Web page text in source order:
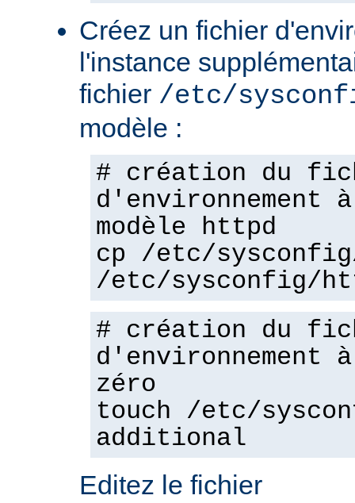
Créez un fichier
l'instance
fichier /etc/
modèle :
# création du
d'environnement
modèle httpd
cp /etc/
/etc/sysconfig/
# création du
d'environnement
zéro
touch /etc/
additional
Editez le fichier